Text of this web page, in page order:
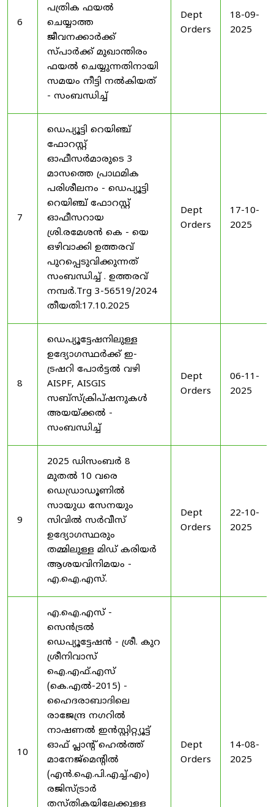
6
പത്രിക ഫയൽ
ചെയ്യാത്ത
ജീവനക്കാർക്ക്
സ്പാർക്ക് മുഖാന്തിരം
ഫയൽ ചെയ്യുന്നതിനായി
സമയം നീട്ടി നൽകിയത്
- സംബന്ധിച്ച്
Dept
Orders
18-09-
2025
7
ഡെപ്യൂട്ടി റെയിഞ്ച്
ഫോറസ്റ്റ്
ഓഫീസർമാരുടെ 3
മാസത്തെ പ്രാഥമിക
പരിശീലനം - ഡെപ്യൂട്ടി
റെയിഞ്ച് ഫോറസ്റ്റ്
ഓഫീസറായ
ശ്രി.രമേശൻ കെ - യെ
ഒഴിവാക്കി ഉത്തരവ്
പുറപ്പെടുവിക്കുന്നത്
സംബന്ധിച്ച് . ഉത്തരവ്
നമ്പർ.Trg 3-56519/2024
തീയതി:17.10.2025
Dept
Orders
17-10-
2025
8
ഡെപ്യൂട്ടേഷനിലുള്ള
ഉദ്യോഗസ്ഥർക്ക് ഇ-
ട്രഷറി പോർട്ടൽ വഴി
AISPF, AISGIS
സബ്‌സ്‌ക്രിപ്‌ഷനുകൾ
അയയ്ക്കൽ -
സംബന്ധിച്ച്
Dept
Orders
06-11-
2025
9
2025 ഡിസംബർ 8
മുതൽ 10 വരെ
ഡെഡ്രാഡൂണിൽ
സായുധ സേനയും
സിവിൽ സർവീസ്
ഉദ്യോഗസ്ഥരും
തമ്മിലുള്ള മിഡ് കരിയർ
ആശയവിനിമയം -
എ.ഐ.എസ്.
Dept
Orders
22-10-
2025
10
എ.ഐ.എസ് -
സെൻട്രൽ
ഡെപ്യൂട്ടേഷൻ - ശ്രീ. കുറ
ശ്രീനിവാസ്
ഐ.എഫ്.എസ്
(കെ.എൽ-2015) -
ഹൈദരാബാദിലെ
രാജേന്ദ്ര നഗറിൽ
നാഷണൽ ഇൻസ്റ്റിറ്റ്യൂട്ട്
ഓഫ് പ്ലാന്റ് ഹെൽത്ത്
മാനേജ്‌മെന്റിൽ
(എൻ.ഐ.പി.എച്ച്.എം)
രജിസ്ട്രാർ
തസ്തികയിലേക്കുള്ള
Dept
Orders
14-08-
2025